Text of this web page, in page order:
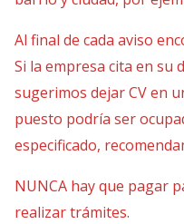
Al final de cada aviso
Si la empresa cita en su
sugerimos dejar CV en
puesto podría ser
especificado,
NUNCA hay que pagar
realizar trámites.